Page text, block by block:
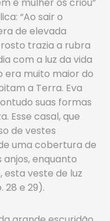
“Ao sair o
de elevada
trazia a rubra
com a luz da vida
era muito maior do
a Terra. Eva
suas formas
Esse casal, que
de vestes
uma cobertura de
anjos, enquanto
esta veste de luz
28 e 29).